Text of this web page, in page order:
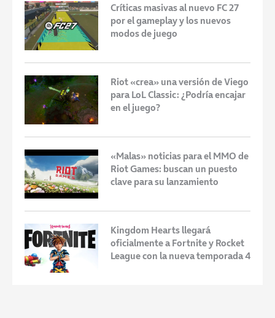
Críticas masivas al nuevo FC 27
por el gameplay y los nuevos
modos de juego
Riot «crea» una versión de Viego
para LoL Classic: ¿Podría encajar
en el juego?
«Malas» noticias para el MMO de
Riot Games: buscan un puesto
clave para su lanzamiento
Kingdom Hearts llegará
oficialmente a Fortnite y Rocket
League con la nueva temporada 4